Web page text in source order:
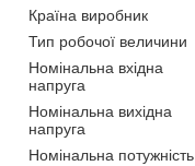
Країна виробник
Тип робочої величини
Номінальна вхідна
напруга
Номінальна вихідна
напруга
Номінальна потужність